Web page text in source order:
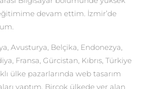
devam ettim. İzmir’de
Avusturya, Belçika, Endonezya,
Fransa, Gürcistan, Kıbrıs, Türkiye
ülke pazarlarında web tasarım
yaptım. Birçok ülkede yer alan